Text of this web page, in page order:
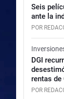
Seis
ante la
POR
DGI
rentas de
POR